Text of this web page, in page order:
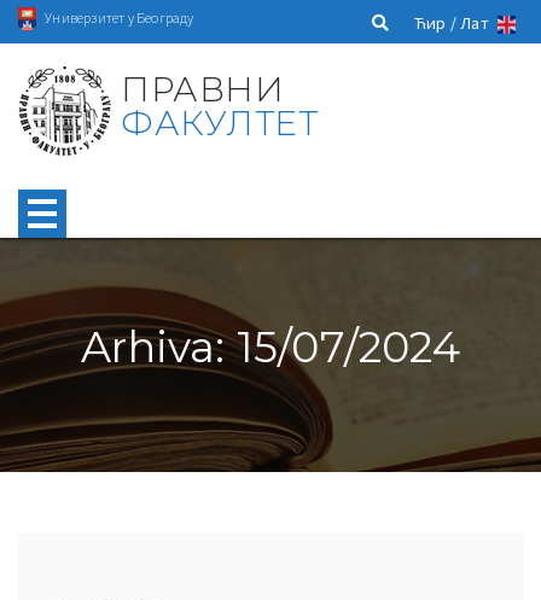
Универзитет у Београду Ћир /Лат
ПРАВНИ
ФАКУЛТЕТ
Arhiva: 15/07/2024